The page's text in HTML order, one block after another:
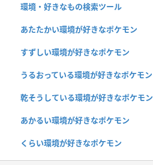
環境・好きなもの検索ツール
あたたかい環境が好きなポケモン
すずしい環境が好きなポケモン
うるおっている環境が好きなポケモン
乾そうしている環境が好きなポケモン
あかるい環境が好きなポケモン
くらい環境が好きなポケモン